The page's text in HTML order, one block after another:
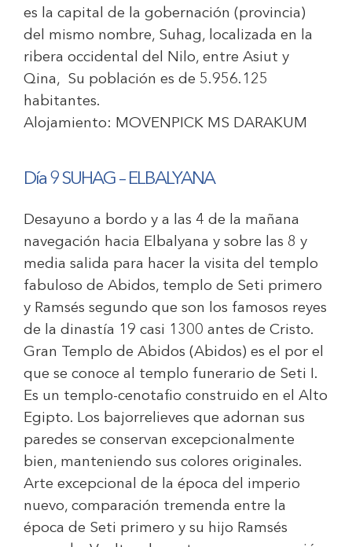
es la capital de la gobernación (provincia)
del mismo nombre, Suhag, localizada en la
ribera occidental del Nilo, entre Asiut y
Qina, Su población es de 5.956.125
habitantes.
Alojamiento: MOVENPICK MS DARAKUM
Día 9 SUHAG – ELBALYANA
Desayuno a bordo y a las 4 de la mañana
navegación hacia Elbalyana y sobre las 8 y
media salida para hacer la visita del templo
fabuloso de Abidos, templo de Seti primero
y Ramsés segundo que son los famosos reyes
de la dinastía 19 casi 1300 antes de Cristo.
Gran Templo de Abidos (Abidos) es el por el
que se conoce al templo funerario de Seti I.
Es un templo-cenotafio construido en el Alto
Egipto. Los bajorrelieves que adornan sus
paredes se conservan excepcionalmente
bien, manteniendo sus colores originales.
Arte excepcional de la época del imperio
nuevo, comparación tremenda entre la
época de Seti primero y su hijo Ramsés